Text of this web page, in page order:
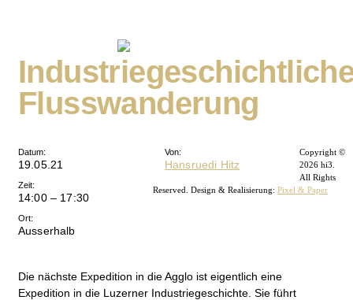
Flusswanderung
Datum:
19.05.21
Zeit:
14:00 – 17:30
Ort:
Ausserhalb
Von:
Hansruedi Hitz
Die nächste Expedition in die Agglo ist eigentlich eine
Expedition in die Luzerner Industriegeschichte. Sie führt
Copyright ©
2026 hi3.
All Rights
Reserved. Design & Realisierung: Pixel & Paper